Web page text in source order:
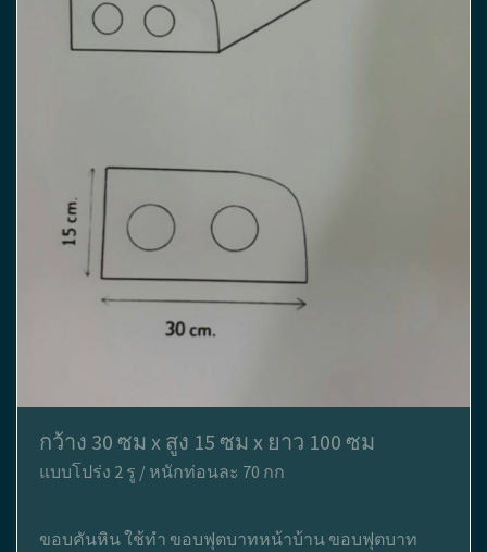
กว้าง 30 ซม x สูง 15 ซม x ยาว 100 ซม
แบบโปร่ง 2 รู / หนักท่อนละ 70 กก
ขอบคันหิน ใช้ทำ ขอบฟุตบาทหน้าบ้าน ขอบฟุตบาท